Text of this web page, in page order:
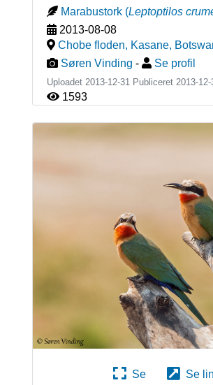
Marabustork (Leptoptilos
2013-08-08
Chobe floden, Kasane,
Søren Vinding - Se profil
Uploadet 2013-12-31 Publiceret 2013-12-
1593
Se
Se